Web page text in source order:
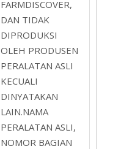
FARMDISCOVER,
DAN TIDAK
DIPRODUKSI
OLEH PRODUSEN
PERALATAN ASLI
KECUALI
DINYATAKAN
LAIN.NAMA
PERALATAN ASLI,
NOMOR BAGIAN